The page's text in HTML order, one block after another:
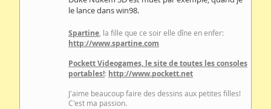
le lance dans win98.
Spartine, la fille que ce soir elle dîne en enfer:
http://www.spartine.com
Pockett Videogames, le site de toutes les consoles
portables!: http://www.pockett.net
J'aime beaucoup faire des dessins aux petites filles!
C'est ma passion.